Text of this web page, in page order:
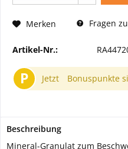
Merken Fragen
Artikel-Nr.:
P Jetzt Bonuspunkte
Beschreibung
Mineral-Granulat zum